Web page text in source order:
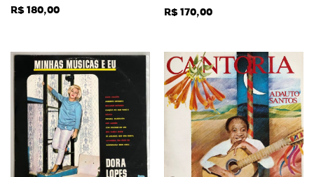
R$180,00 R$170,00